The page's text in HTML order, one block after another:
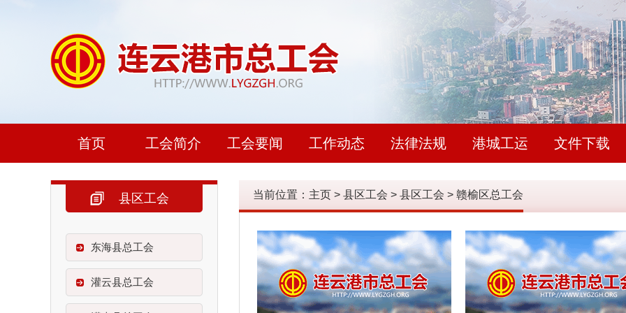
首页 工会简介 工会要闻 工作动态 法律法规 港城工运 文件下载
县区工会
东海县总工会
灌云县总工会
当前位置： 主页 > 县区工会 > 县区工会 > 赣榆区总工会